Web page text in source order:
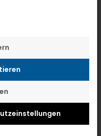
(KSW Kreisbahn